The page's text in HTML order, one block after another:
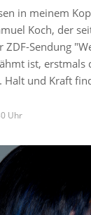
in meinem
Koch, der
ZDF-Sendung
ist, erstmals
Halt und Kraft
Uhr